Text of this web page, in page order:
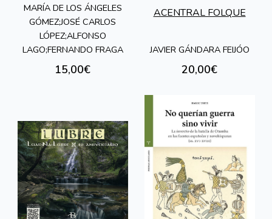
VIGO
MARÍA DE LOS ÁNGELES
GÓMEZ;JOSÉ CARLOS
LÓPEZ;ALFONSO
LAGO;FERNANDO FRAGA
15,00€
ACENTRAL FOLQUE
JAVIER GÁNDARA FEIJÓO
20,00€